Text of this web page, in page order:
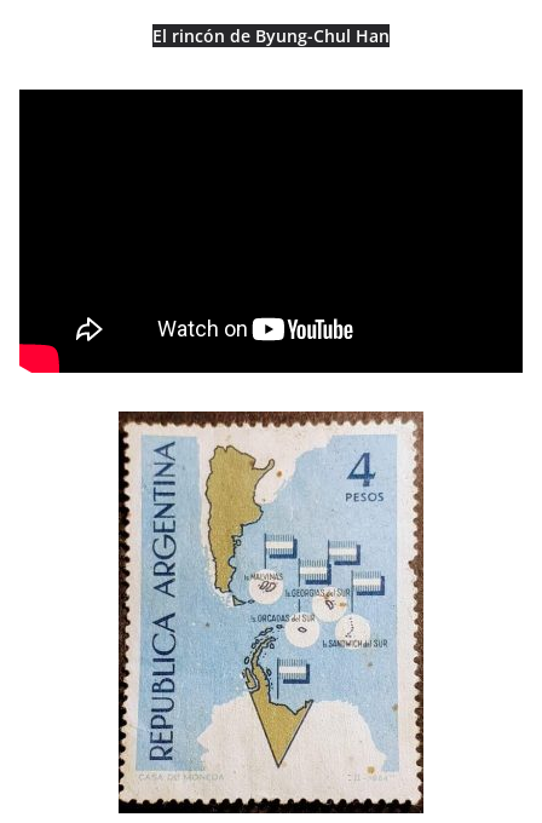
El rincón de Byung-Chul Han